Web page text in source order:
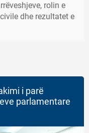
rolin e
dhe rezultatet e
i parë
parlamentare